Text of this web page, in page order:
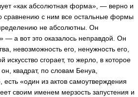
«как абсолютная форма», — верно и
сравнению с ним все остальные формы
не абсолютны. Он
— а вот это оказалось неправдой. Он
невозможность его, ненужность его,
искусство сгорает, то жерло, в которое
квадрат, по словам Бенуа,
«один из актов самоутверждения
своим именем мерзость запустения и